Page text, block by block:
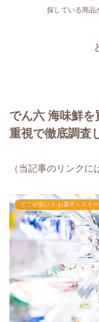
探している商品
でん六 海味鮮
重視で徹底調査
（当記事のリンクに
どこが安い？-お菓子・スイ